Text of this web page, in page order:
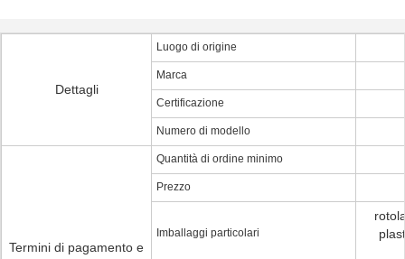
Dettagli
Luogo di origine
Marca
Certificazione
Numero di modello
Termini di pagamento e
Quantità di ordine minimo
Prezzo
Imballaggi particolari